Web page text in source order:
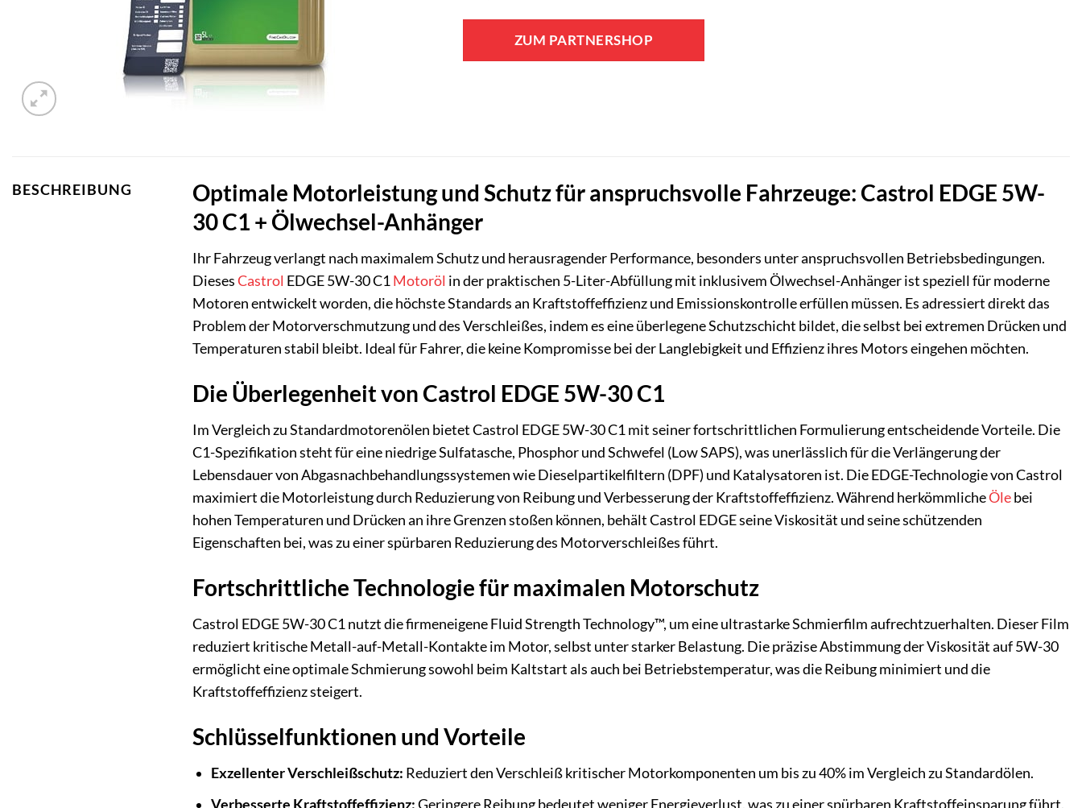
ZUM PARTNERSHOP
BESCHREIBUNG
Optimale Motorleistung und Schutz für anspruchsvolle Fahrzeuge: Castrol EDGE 5W-
30 C1 + Ölwechsel-Anhänger
Ihr Fahrzeug verlangt nach maximalem Schutz und herausragender Performance, besonders unter anspruchsvollen Betriebsbedingungen.
DiesesCastrol EDGE 5W-30 C1Motoröl in der praktischen 5-Liter-Abfüllung mit inklusivem Ölwechsel-Anhänger ist speziell für moderne
Motoren entwickelt worden, die höchste Standards an Kraftstoffeffizienz und Emissionskontrolle erfüllen müssen. Es adressiert direkt das
Problem der Motorverschmutzung und des Verschleißes, indem es eine überlegene Schutzschicht bildet, die selbst bei extremen Drücken und
Temperaturen stabil bleibt. Ideal für Fahrer, die keine Kompromisse bei der Langlebigkeit und Effizienz ihres Motors eingehen möchten.
Die Überlegenheit von Castrol EDGE 5W-30 C1
Im Vergleich zu Standardmotorenölen bietet Castrol EDGE 5W-30 C1 mit seiner fortschrittlichen Formulierung entscheidende Vorteile. Die
C1-Spezifikation steht für eine niedrige Sulfatasche, Phosphor und Schwefel (Low SAPS), was unerlässlich für die Verlängerung der
Lebensdauer von Abgasnachbehandlungssystemen wie Dieselpartikelfiltern (DPF) und Katalysatoren ist. Die EDGE-Technologie von Castrol
maximiert die Motorleistung durch Reduzierung von Reibung und Verbesserung der Kraftstoffeffizienz. Während herkömmlicheÖlebei
hohen Temperaturen und Drücken an ihre Grenzen stoßen können, behält Castrol EDGE seine Viskosität und seine schützenden
Eigenschaften bei, was zu einer spürbaren Reduzierung des Motorverschleißes führt.
Fortschrittliche Technologie für maximalen Motorschutz
Castrol EDGE 5W-30 C1 nutzt die firmeneigene Fluid Strength Technology™, um eine ultrastarke Schmierfilm aufrechtzuerhalten. Dieser Film
reduziert kritische Metall-auf-Metall-Kontakte im Motor, selbst unter starker Belastung. Die präzise Abstimmung der Viskosität auf 5W-30
ermöglicht eine optimale Schmierung sowohl beim Kaltstart als auch bei Betriebstemperatur, was die Reibung minimiert und die
Kraftstoffeffizienz steigert.
Schlüsselfunktionen und Vorteile
Exzellenter Verschleißschutz: Reduziert den Verschleiß kritischer Motorkomponenten um bis zu 40% im Vergleich zu Standardölen.
Verbesserte Kraftstoffeffizienz:Geringere Reibung bedeutet weniger Energieverlust, was zu einer spürbaren Kraftstoffeinsparung führt.